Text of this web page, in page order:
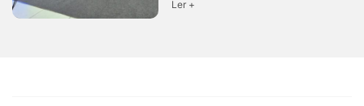
Ler +